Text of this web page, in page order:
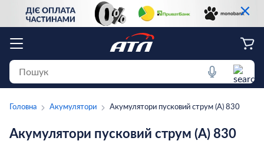
×
Головна Акумулятори Акумулятори пусковий струм (А) 830
Акумулятори пусковий струм (А) 830